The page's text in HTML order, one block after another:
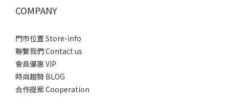
COMPANY
門市位置 Store-info
聯繫我們 Contact us
會員優惠 VIP
時尚趨勢 BLOG
合作提案 Cooperation